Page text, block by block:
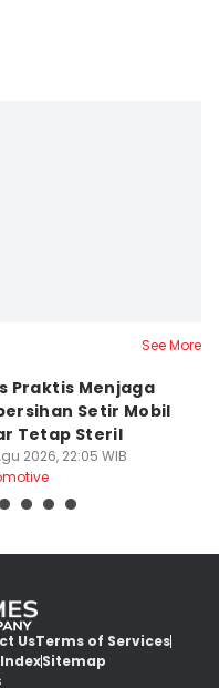
See More
Praktis Menjaga
Setir Mobil
Tetap Steril
2026, 22:05 WIB
UsTerms of Services
IndexSitemap